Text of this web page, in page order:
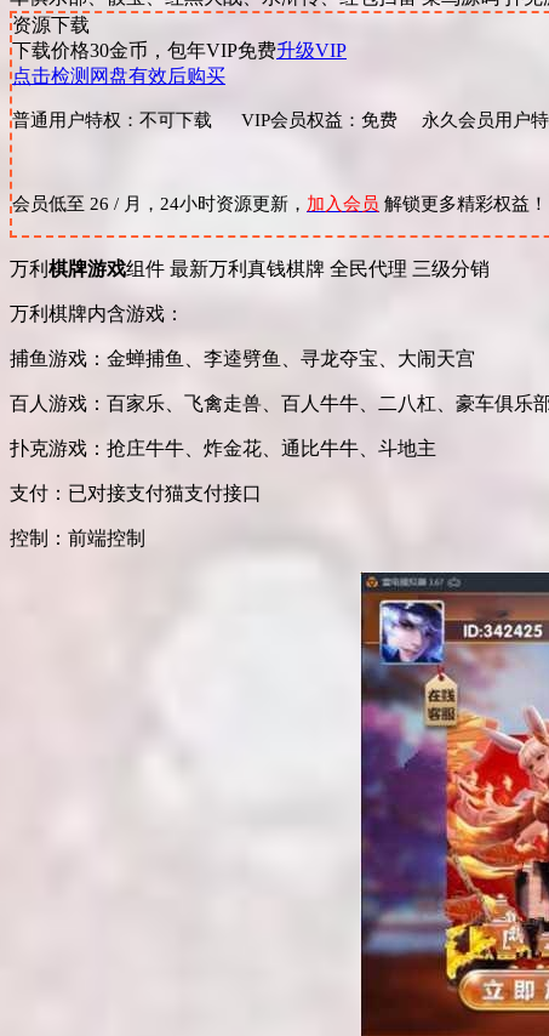
资源下载
下载价格30金币，包年VIP免费升级VIP
点击检测网盘有效后购买
普通用户特权：不可下载 VIP会员权益：免费 永久会员用户特
会员低至 26 / 月，24小时资源更新， 加入会员 解锁更多精彩权益！
万利 棋牌游戏组件 最新万利真钱棋牌 全民代理 三级分销
万利棋牌内含游戏：
捕鱼游戏：金蝉捕鱼、李逵劈鱼、寻龙夺宝、大闹天宫
百人游戏：百家乐、飞禽走兽、百人牛牛、二八杠、豪车俱乐
扑克游戏：抢庄牛牛、炸金花、通比牛牛、斗地主
支付：已对接支付猫支付接口
控制：前端控制